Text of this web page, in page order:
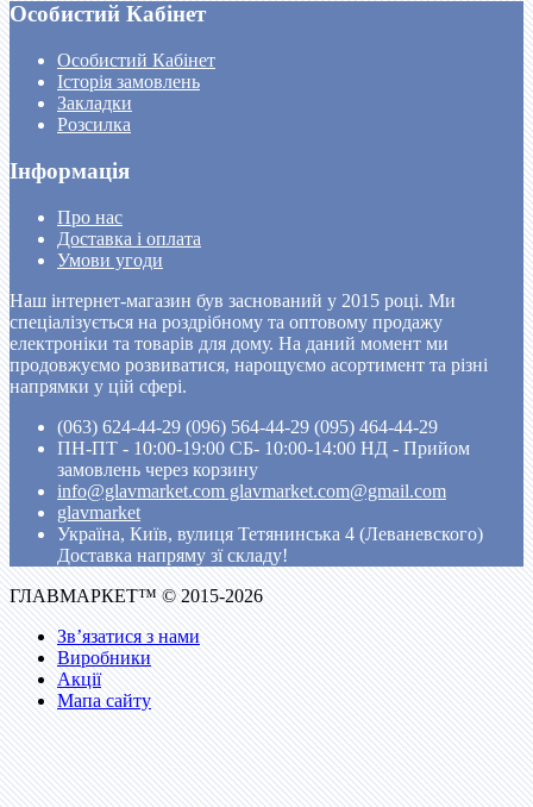
Особистий Кабінет
Особистий Кабінет
Історія замовлень
Закладки
Розсилка
Інформація
Про нас
Доставка і оплата
Умови угоди
Наш інтернет-магазин був заснований у 2015 році. Ми
спеціалізується на роздрібному та оптовому продажу
електроніки та товарів для дому. На даний момент ми
продовжуємо розвиватися, нарощуємо асортимент та різні
напрямки у цій сфері.
(063) 624-44-29 (096) 564-44-29 (095) 464-44-29
ПН-ПТ - 10:00-19:00 CБ- 10:00-14:00 НД - Прийом
замовлень через корзину
info@glavmarket.com glavmarket.com@gmail.com
glavmarket
Україна, Київ, вулиця Тетянинська 4 (Леваневского)
Доставка напряму зї складу!
ГЛАВМАРКЕТ™ © 2015-2026
Зв’язатися з нами
Виробники
Акції
Мапа сайту